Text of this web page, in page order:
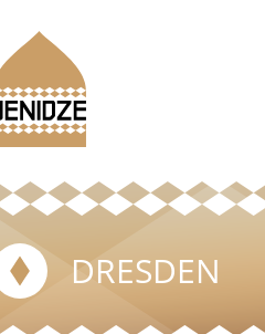
DRESDEN